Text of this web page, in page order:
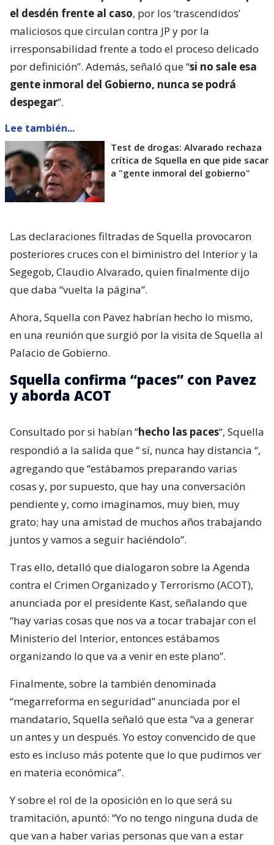
el desdén frente al caso, por los ‘trascendidos’
maliciosos que circulan contra JP y por la
irresponsabilidad frente a todo el proceso delicado
por definición”. Además, señaló que “si no sale esa
gente inmoral del Gobierno, nunca se podrá
despegar”.
Lee también...
Test de drogas: Alvarado rechaza
crítica de Squella en que pide sacar
a "gente inmoral del gobierno"
Las declaraciones filtradas de Squella provocaron
posteriores cruces con el biministro del Interior y la
Segegob, Claudio Alvarado, quien finalmente dijo
que daba “vuelta la página”.
Ahora, Squella con Pavez habrían hecho lo mismo,
en una reunión que surgió por la visita de Squella al
Palacio de Gobierno.
Squella confirma “paces” con Pavez
y aborda ACOT
Consultado por si habían “hecho las paces“, Squella
respondió a la salida que “sí, nunca hay distancia “,
agregando que “estábamos preparando varias
cosas y, por supuesto, que hay una conversación
pendiente y, como imaginamos, muy bien, muy
grato; hay una amistad de muchos años trabajando
juntos y vamos a seguir haciéndolo”.
Tras ello, detalló que dialogaron sobre la Agenda
contra el Crimen Organizado y Terrorismo (ACOT),
anunciada por el presidente Kast, señalando que
“hay varias cosas que nos va a tocar trabajar con el
Ministerio del Interior, entonces estábamos
organizando lo que va a venir en este plano”.
Finalmente, sobre la también denominada
“megarreforma en seguridad” anunciada por el
mandatario, Squella señaló que esta “va a generar
un antes y un después. Yo estoy convencido de que
esto es incluso más potente que lo que pudimos ver
en materia económica”.
Y sobre el rol de la oposición en lo que será su
tramitación, apuntó: “Yo no tengo ninguna duda de
que van a haber varias personas que van a estar